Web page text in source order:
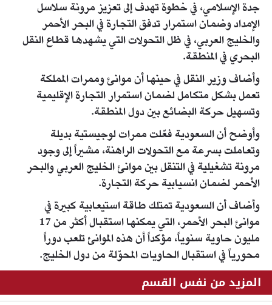
جدة الإسلامي، في خطوة تهدف إلى تعزيز مرونة سلاسل
الإمداد وضمان استمرار تدفق التجارة في البحر الأحمر
والخليج العربي، في ظل التحولات التي يشهدها قطاع النقل
البحري في المنطقة.
وأضاف وزير النقل في حينها أن موانئ وممرات المملكة
تعمل بشكل متكامل لضمان استمرار التجارة الإقليمية
وتسهيل حركة البضائع بين دول المنطقة.
وأوضح أن السعودية فعّلت ممرات لوجيستية بديلة
وتعاملت بسرعة مع التحولات الراهنة، مشيراً إلى وجود
مرونة تشغيلية في التنقل بين موانئ الخليج العربي والبحر
الأحمر لضمان انسيابية حركة التجارة.
وأضاف أن السعودية تمتلك طاقة استيعابية كبيرة في
موانئ البحر الأحمر، التي يمكنها استقبال أكثر من 17
مليون حاوية سنوياً، مؤكداً أن هذه الموانئ تلعب دوراً
محورياً في استقبال الحاويات المحوّلة من دول الخليج.
المزيد من نفس القسم